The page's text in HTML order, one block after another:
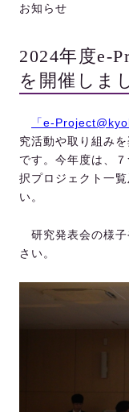
お知らせ
2024年度e-
を開催しま
「e-
究活動や取り組み
です。今年度は、
択プロジェクト一
い。
研究発表会の様子
さい。